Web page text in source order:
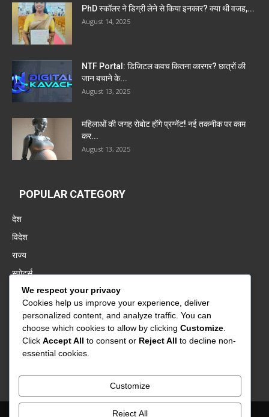
PhD स्कॉलर ने डिग्री लेने से किया इनकार? क्या थी वजह,...
August 14, 2025
NTF Portal: डिजिटल कवच कितना कारगर? छात्रों की
जान बचाने के...
August 13, 2025
महिलाओं की जगह रोबोट होंगे प्रग्नेंट! नई तकनीक पर काम
कर...
August 13, 2025
POPULAR CATEGORY
देश
विदेश
राज्य
स्पोर्ट्स
पंजाब
बॉलीवुड
बिज़नेस
वायरल
We respect your privacy
Cookies help us improve your experience, deliver
personalized content, and analyze traffic. You can
choose which cookies to allow by clicking Customize
Click Accept All to consent or Reject All to decline non-
essential cookies.
Customize
Reject All